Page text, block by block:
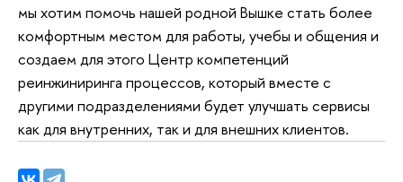
мы хотим помочь нашей родной Вышке стать более
комфортным местом для работы, учебы и общения и
создаем для этого Центр компетенций
реинжиниринга процессов, который вместе с
другими подразделениями будет улучшать сервисы
как для внутренних, так и для внешних клиентов.